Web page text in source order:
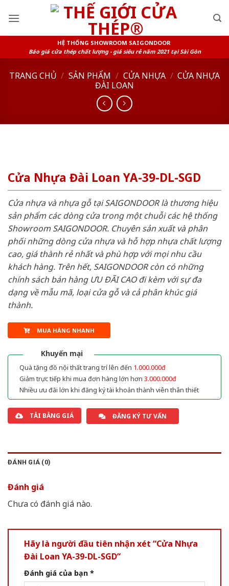
HỆ THỐNG SHOWROOM SAIGONDOOR
Báo giá cửa thép chất lượng - giá siêu rẻ năm 2021 tại Sài Gòn
TRANG CHỦ / SẢN PHẨM / CỬA NHỰA / CỬA NHỰA
ĐÀI LOAN
Cửa Nhựa Đài Loan YA-39-DL-SGD
Cửa nhựa và nhựa gỗ tại SAIGONDOOR là thương hiệu
sản phẩm các dòng cửa trong một chuỗi các hệ thống
Showroom SAIGONDOOR. Chuyên sản xuất và phân
phối những dòng cửa nhựa và hỗ hợp nhựa chất lượng
cao, giá thành rẻ nhất và phù hợp với mọi nhu cầu
khách hàng. Trên hết, SAIGONDOOR còn có những
chính sách bán hàng ƯU ĐÃI CAO đi kèm với sự đa
dạng về mẫu mã, loại cửa gỗ và cả phân khúc giá
thành.
MUA HÀNG NHANH
Khuyến mại
Quà tặng đồ nội thất trang trí lên đến 1.000.000đ
Giảm trực tiếp khi mua đơn hàng lớn hơn 3.000.000đ
Nhiều ưu đãi lớn khi đăng ký tài khoản thành viên thân thiết
TẢI BẢNG GIÁ ĐĂNG KÝ TƯ VẤN
ĐÁNH GIÁ (0)
Đánh giá
Chưa có đánh giá nào.
Hãy là người đầu tiên nhận xét “Cửa Nhựa
Đài Loan YA-39-DL-SGD”
Đánh giá của bạn *